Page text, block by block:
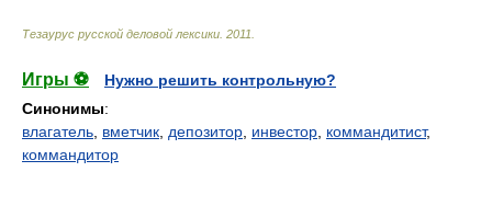
Тезаурус русской деловой лексики 2011
Игры ⚽
Нужно решить контрольную?
Синонимы:
влагатель вметчик депозитор инвестор коммандитист,
коммандитор